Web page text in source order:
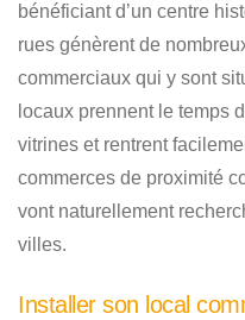
bénéficiant d’un centre
rues génèrent de
commerciaux qui y sont
locaux prennent le temps
vitrines et rentrent
commerces de proximité
vont naturellement
villes.
Installer son local